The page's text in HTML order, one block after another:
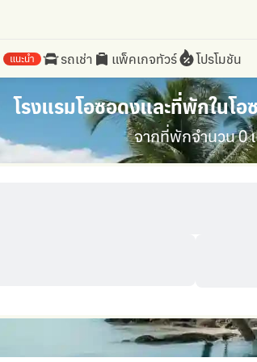
แนะนำ รถเช่า แพ็คเกจทัวร์ โปรโมชัน
โรงแรมโอซอดงและที่พักในโอ
จากที่พักจำนวน 0